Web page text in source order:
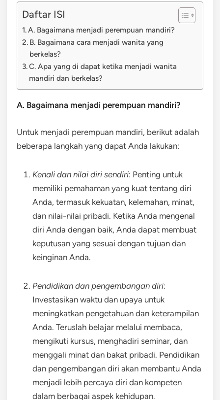
Daftar ISI
A. Bagaimana menjadi perempuan mandiri?
B. Bagaimana cara menjadi wanita yang
berkelas?
C. Apa yang di dapat ketika menjadi wanita
mandiri dan berkelas?
A. Bagaimana menjadi perempuan mandiri?
Untuk menjadi perempuan mandiri, berikut adalah
beberapa langkah yang dapat Anda lakukan:
Kenali dan nilai diri sendiri: Penting untuk
memiliki pemahaman yang kuat tentang diri
Anda, termasuk kekuatan, kelemahan, minat,
dan nilai-nilai pribadi. Ketika Anda mengenal
diri Anda dengan baik, Anda dapat membuat
keputusan yang sesuai dengan tujuan dan
keinginan Anda.
Pendidikan dan pengembangan diri:
Investasikan waktu dan upaya untuk
meningkatkan pengetahuan dan keterampilan
Anda. Teruslah belajar melalui membaca,
mengikuti kursus, menghadiri seminar, dan
menggali minat dan bakat pribadi. Pendidikan
dan pengembangan diri akan membantu Anda
menjadi lebih percaya diri dan kompeten
dalam berbagai aspek kehidupan.